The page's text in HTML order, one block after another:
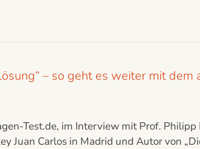
– so geht es weiter mit dem
Test.de, im Interview mit Prof. Philipp
Juan Carlos in Madrid und Autor von